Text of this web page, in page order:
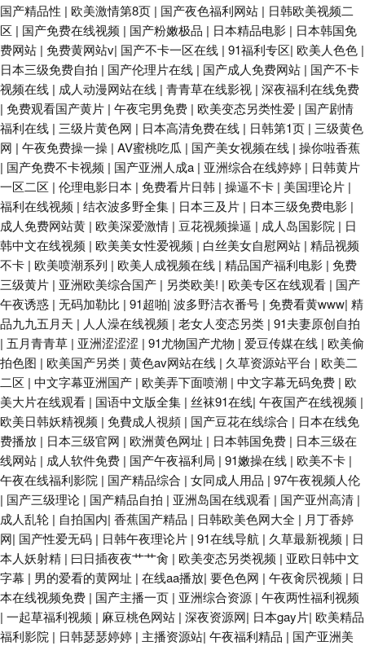
国产精品性 | 欧美激情第8页 | 国产夜色福利网站 | 日韩欧美视频二
区 | 国产免费在线视频 | 国产粉嫩极品 | 日本精品电影 | 日本韩国免
费网站 | 免费黄网站v| 国产不卡一区在线 | 91福利专区| 欧美人色色 |
日本三级免费自拍 | 国产伦理片在线 | 国产成人免费网站 | 国产不卡
视频在线 | 成人动漫网站在线 | 青青草在线影视 | 深夜福利在线免费
| 免费观看国产黄片 | 午夜宅男免费 | 欧美变态另类性爱 | 国产剧情
福利在线 | 三级片黄色网 | 日本高清免费在线 | 日韩第1页 | 三级黄色
网 | 午夜免费操一操 | AV蜜桃吃瓜 | 国产美女视频在线 | 操你啦香蕉
| 国产免费不卡视频 | 国产亚洲人成a | 亚洲综合在线婷婷 | 日韩黄片
一区二区 | 伦理电影日本 | 免费看片日韩 | 操逼不卡 | 美国理论片 |
福利在线视频 | 结衣波多野全集 | 日本三及片 | 日本三级免费电影 |
成人免费网站黄 | 欧美深爱激情 | 豆花视频操逼 | 成人岛国影院 | 日
韩中文在线视频 | 欧美美女性爱视频 | 白丝美女自慰网站 | 精品视频
不卡 | 欧美喷潮系列 | 欧美人成视频在线 | 精品国产福利电影 | 免费
三级黄片 | 亚洲欧美综合国产 | 另类欧美! | 欧美专区在线观看 | 国产
午夜诱惑 | 无码加勒比 | 91超啪| 波多野洁衣番号 | 免费看黄www| 精
品九九五月天 | 人人澡在线视频 | 老女人变态另类 | 91夫妻原创自拍
| 五月青青草 | 亚洲涩涩涩 | 91尤物国产尤物 | 爱豆传媒在线 | 欧美偷
拍色图 | 欧美国产另类 | 黄色av网站在线 | 久草资源站平台 | 欧美二
二区 | 中文字幕亚洲国产 | 欧美弄下面喷潮 | 中文字幕无码免费 | 欧
美大片在线观看 | 国语中文版全集 | 丝袜91在线| 午夜国产在线视频 |
欧美日韩妖精视频 | 免費成人視頻 | 国产豆花在线综合 | 日本在线免
费播放 | 日本三级官网 | 欧洲黄色网址 | 日本韩国免费 | 日本三级在
线网站 | 成人软件免费 | 国产午夜福利局 | 91嫩操在线 | 欧美不卡 |
午夜在线福利影院 | 国产精品综合 | 女同成人用品 | 97午夜视频人伦
| 国产三级理论 | 国产精品自拍 | 亚洲岛国在线观看 | 国产亚州高清 |
成人乱轮 | 自拍国内| 香蕉国产精品 | 日韩欧美色网大全 | 月丁香婷
网| 国产性爱无码 | 日韩午夜理论片 | 91在线导航 | 久草最新视频 | 日
本人妖射精 | 曰日插夜夜艹艹肏 | 欧美变态另类视频 | 亚欧日韩中文
字幕 | 男的爱看的黄网址 | 在线aa播放| 要色色网 | 午夜肏屄视频 | 日
本在线视频免费 | 国产主播一页 | 亚洲综合资源 | 午夜两性福利视频
| 一起草福利视频 | 麻豆桃色网站 | 深夜资源网| 日本gay片| 欧美精品
福利影院 | 日韩瑟瑟婷婷 | 主播资源站| 午夜福利精品 | 国产亚洲美